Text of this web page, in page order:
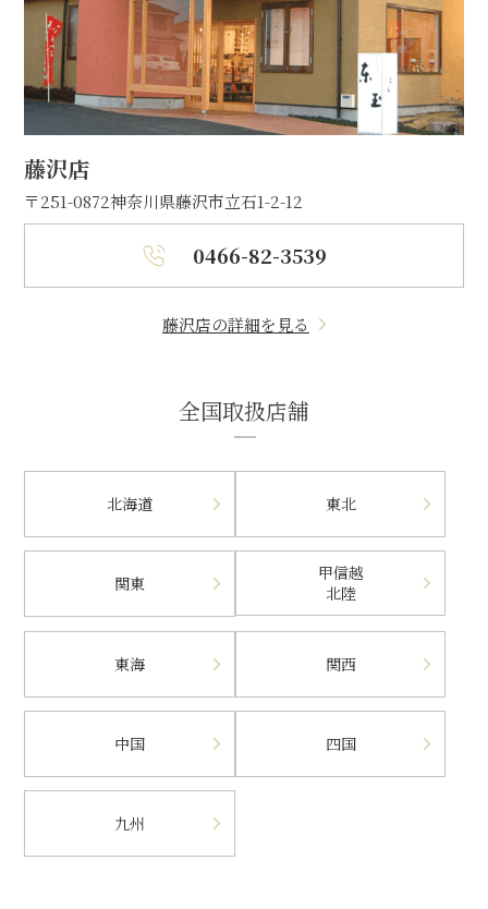
藤沢店
〒251-0872神奈川県藤沢市立石1-2-12
0466-82-3539
藤沢店の詳細を見る
全国取扱店舗
北海道 東北
関東
甲信越
北陸
東海 関西
中国 四国
九州